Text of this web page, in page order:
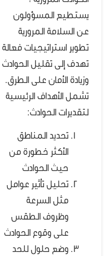
يستطيع المسؤولون
عن السلامة المرورية
تطوير استراتيجيات فعالة
تهدف إلى تقليل الحوادث
وزيادة الأمان على الطرق.
تشمل الأهداف الرئيسية
لتقديرات الحوادث:
تحديد المناطق
الأكثر خطورة من
حيث الحوادث
تحليل تأثير عوامل
مثل السرعة
وظروف الطقس
على وقوع الحوادث
وضع حلول للحد